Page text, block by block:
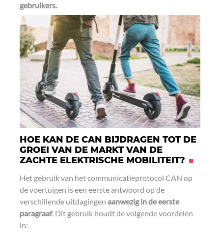
gebruikers.
HOE KAN DE CAN BIJDRAGEN TOT DE
GROEI VAN DE MARKT VAN DE
ZACHTE ELEKTRISCHE MOBILITEIT?
Het gebruik van het communicatieprotocol CAN op
de voertuigen is een eerste antwoord op de
verschillende uitdagingen aanwezig in de eerste
paragraaf. Dit gebruik houdt de volgende voordelen
in: